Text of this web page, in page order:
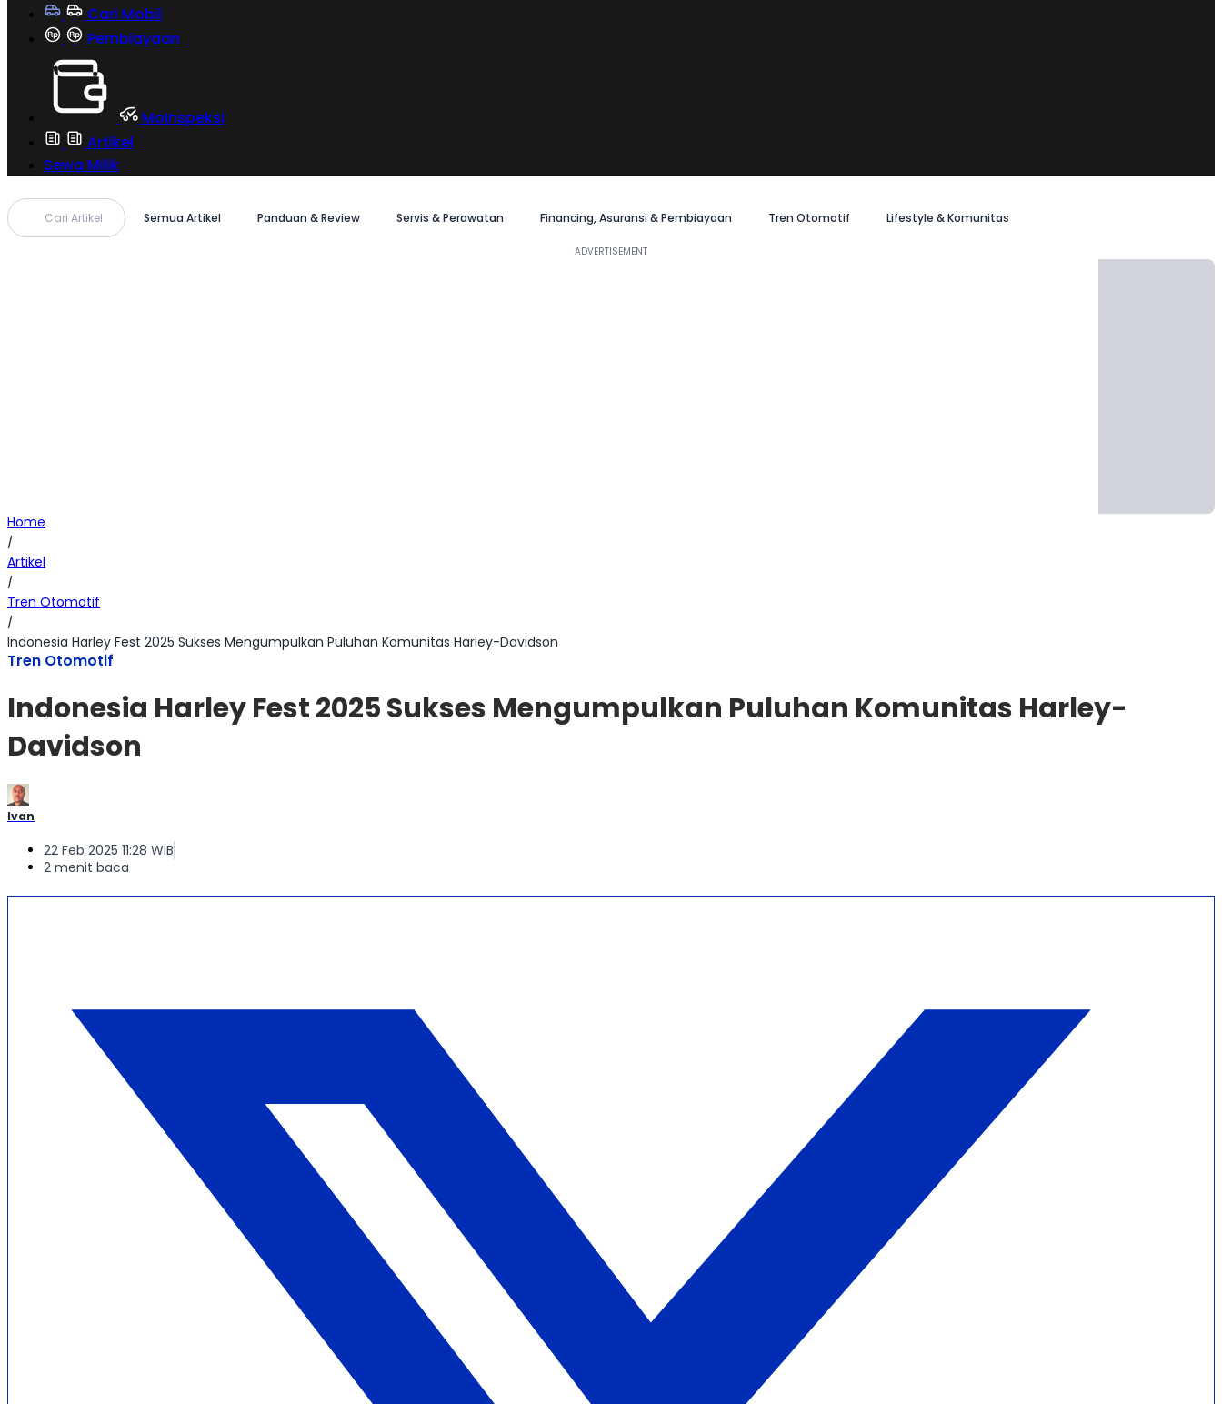
Cari Mobil
Pembiayaan
MoInspeksi
Artikel
Sewa Milik
Cari Artikel Semua Artikel Panduan & Review Servis & Perawatan Financing, Asuransi & Pembiayaan Tren Otomotif Lifestyle & Komunitas
Home
/
Artikel
/
Tren Otomotif
/
Indonesia Harley Fest 2025 Sukses Mengumpulkan Puluhan Komunitas Harley-Davidson
Tren Otomotif
Indonesia Harley Fest 2025 Sukses Mengumpulkan Puluhan Komunitas Harley-
Davidson
Ivan
22 Feb 2025 11:28 WIB
2 menit baca